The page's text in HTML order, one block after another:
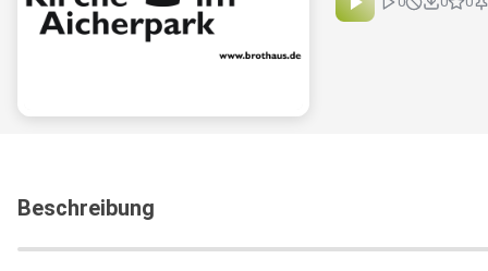
Beschreibung